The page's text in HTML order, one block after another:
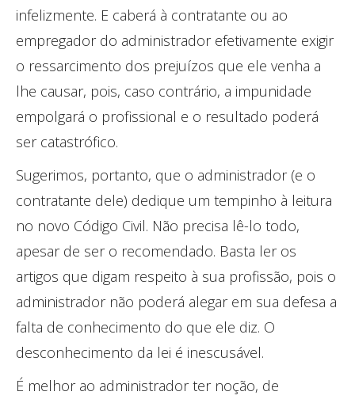
infelizmente. E caberá à contratante ou ao
empregador do administrador efetivamente exigir
o ressarcimento dos prejuízos que ele venha a
lhe causar, pois, caso contrário, a impunidade
empolgará o profissional e o resultado poderá
ser catastrófico.
Sugerimos, portanto, que o administrador (e o
contratante dele) dedique um tempinho à leitura
no novo Código Civil. Não precisa lê-lo todo,
apesar de ser o recomendado. Basta ler os
artigos que digam respeito à sua profissão, pois o
administrador não poderá alegar em sua defesa a
falta de conhecimento do que ele diz. O
desconhecimento da lei é inescusável.
É melhor ao administrador ter noção, de